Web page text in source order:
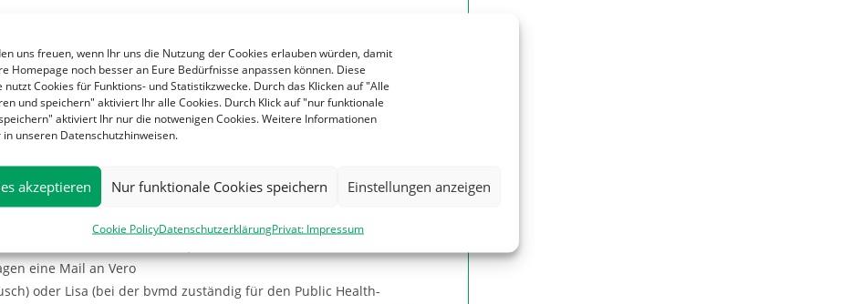
uns freuen, wenn Ihr uns die Nutzung der Cookies erlauben würden, damit
Homepage noch besser an Eure Bedürfnisse anpassen können. Diese
nutzt Cookies für Funktions- und Statistikzwecke. Durch das Klicken auf "Alle
und speichern" aktiviert Ihr alle Cookies. Durch Klick auf "nur funktionale
aktiviert Ihr nur die notwenigen Cookies. Weitere Informationen
unseren Datenschutzhinweisen.
akzeptieren Nur funktionale Cookies speichern Einstellungen anzeigen
Cookie PolicyDatenschutzerklärungPrivat: Impressum
e. V. (bvmd) hat die Restplatzphase für Praktikumsplätze
Für uns Pharmis kommen sowohl der Forschungs- als auch der
ausdrücklich erwünscht, auch wenn wir nicht Medizin studieren!
werdet auch durch das lokale Austauschteam vor Ort betreut.
der bvmd durch (
eine Mail an Vero
oder Lisa (bei der bvmd zuständig für den Public Health-